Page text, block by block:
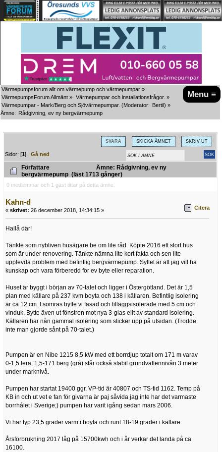
Menu ≡
Värmepumpsforum allt om värmepump och värmepumpar »
VärmepumpsForum Allmänt » Värmepumpar och installationsfrågor. »
Värmepumpar - Mark/Berg och Sjövärmepumpar. (Moderator: Bertil) »
Ämne: Rådgivning, ev ny bergvärmepump
SVARA SKICKA ÄMNET SKRIV UT
Sidor: [1]Gå ned
Författare
Ämne: Rådgivning, ev ny
bergvärmepump (läst 1713 gånger)
0 medlemmar och 1 gäst tittar på detta ämne.
Kahn-d
« skrivet: 26 december 2018, 14:34:15 » Citera
Hallå där!
Tänkte som nybliven husägare be om lite råd. Köpte 2016 ett stort hus
som är under renovering. Tänkte nämna lite kort fakta och sen lite
upplevda problem med befintlig bergvärmepump. Syftet är att jag vill ha
kunskap och vara förberedd för ev byte eller reparation.
Huset är byggt i början av 70-talet och ligger i Östergötland. Det är 1,5
plan med källare på 237 kvm boyta och 138 i källaren. Befintlig isolering
är ca 12 cm. I somras bytte vi fasad och tilläggsisolerade med 5 cm och
vinduk. Bytte även ut fönstren mot nya 3-glas elit av standard isolering.
Källaren har nån gammal isolering som sticker upp på utsidan. (Trodde
inte man gjorde sånt på 70-talet.)
Pumpen är en Nibe 1215 8,5 kW med ett borrdjup totalt om 171 m varav
0-1,5 lera, 1,5-171 berg (grå) står också stabil grundvattennivån 3 meter
under marknivå.
Pumpen har startat 19400 ggr, VP-tid är 40807 och TS-tid 1162. Temp på
KB in och ut vet e fan för givarna är paj såvida jag inte har det varmaste
borrhålet i Sverige;) pumpen har varit igång sedan mars 2006.
Vi har typ 23,5 grader varm i boyta och runt 18-19 grader i källare.
Årsförbrukning 2017 låg på 15700kwh och i år verkar det landa på ca
16100.